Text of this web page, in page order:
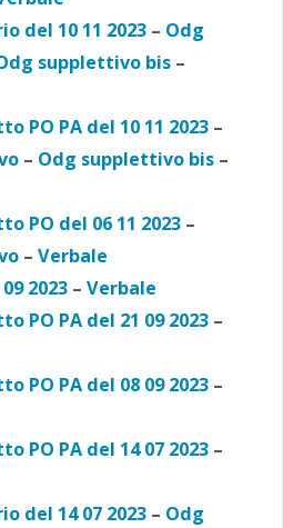
del 10 11 2023 – Odg
supplettivo bis–
PO PA del 10 11 2023 –
– Odg supplettivo bis–
PO del 06 11 2023 –
– Verbale
2023 –Verbale
PO PA del 21 09 2023 –
PO PA del 08 09 2023 –
PO PA del 14 07 2023 –
del 14 07 2023 – Odg